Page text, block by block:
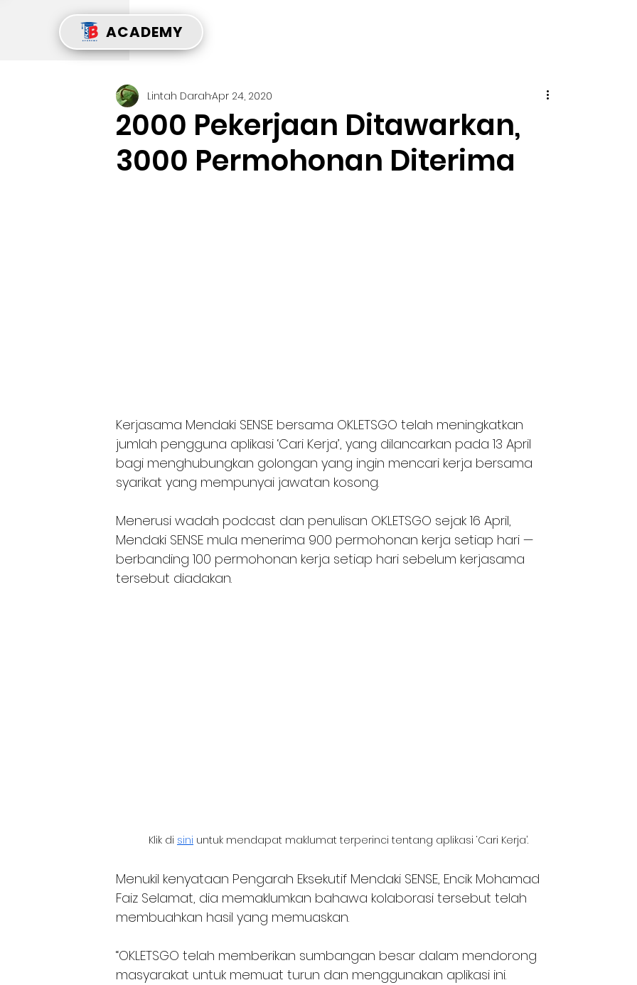
ACADEMY
2000 Pekerjaan Ditawarkan,
3000 Permohonan Diterima
Lintah DarahApr 24, 2020
Kerjasama Mendaki SENSE bersama OKLETSGO telah meningkatkan
jumlah pengguna aplikasi ‘Cari Kerja’, yang dilancarkan pada 13 April
bagi menghubungkan golongan yang ingin mencari kerja bersama
syarikat yang mempunyai jawatan kosong.
Menerusi wadah podcast dan penulisan OKLETSGO sejak 16 April,
Mendaki SENSE mula menerima 900 permohonan kerja setiap hari —
berbanding 100 permohonan kerja setiap hari sebelum kerjasama
tersebut diadakan.
Klik di sini untuk mendapat maklumat terperinci tentang aplikasi ‘Cari Kerja’.
Menukil kenyataan Pengarah Eksekutif Mendaki SENSE, Encik Mohamad
Faiz Selamat, dia memaklumkan bahawa kolaborasi tersebut telah
membuahkan hasil yang memuaskan.
“OKLETSGO telah memberikan sumbangan besar dalam mendorong
masyarakat untuk memuat turun dan menggunakan aplikasi ini.